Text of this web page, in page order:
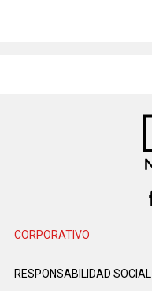
CORPORATIVO
RESPONSABILIDAD SOCIAL